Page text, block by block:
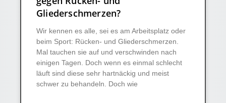
Gliederschmerzen?
Wir kennen es alle, sei es am Arbeitsplatz oder
beim Sport: Rücken- und Gliederschmerzen.
Mal tauchen sie auf und verschwinden nach
einigen Tagen. Doch wenn es einmal schlecht
läuft sind diese sehr hartnäckig und meist
schwer zu behandeln. Doch wie